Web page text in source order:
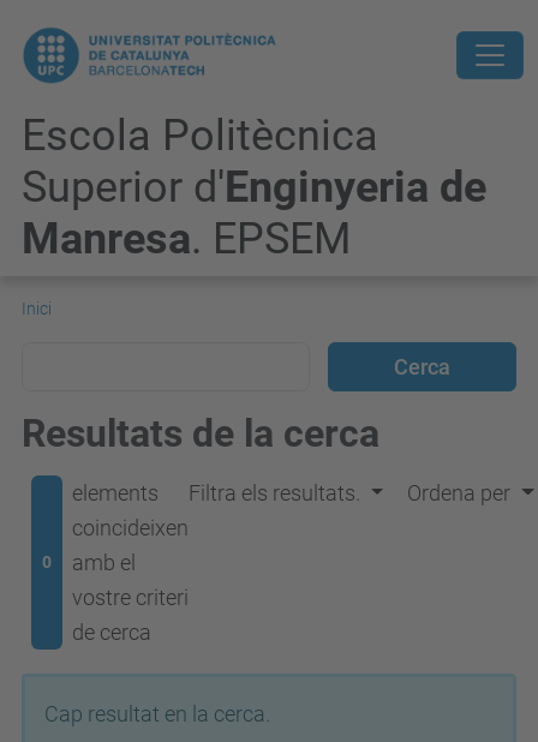
Escola Politècnica
Superior d'Enginyeria de
Manresa. EPSEM
Inici
Resultats de la cerca
0
elements
coincideixen
amb el
vostre criteri
de cerca
Filtra els resultats. Ordena per
Cap resultat en la cerca.